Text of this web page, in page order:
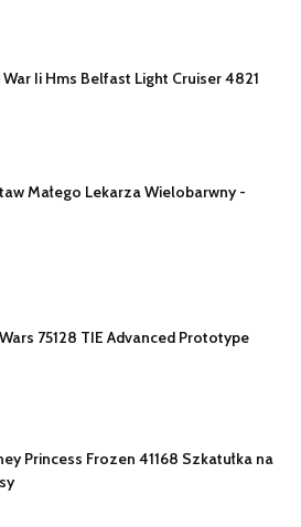
Ii Hms Belfast Light Cruiser 4821
Małego Lekarza Wielobarwny -
75128 TIE Advanced Prototype
Princess Frozen 41168 Szkatułka na